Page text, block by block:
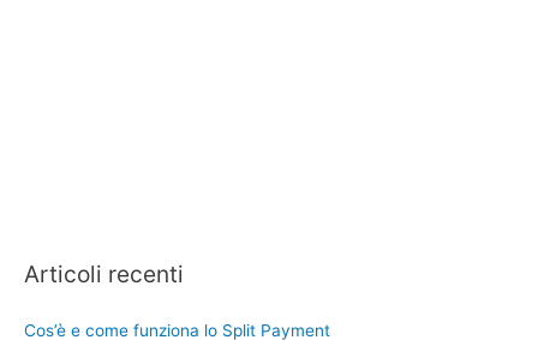
Articoli recenti
Cos’è e come funziona lo Split Payment